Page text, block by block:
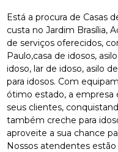
Está a procura de Casas
custa no Jardim Brasília,
de serviços oferecidos,
Paulo,casa de idosos,
idoso, lar de idoso, asilo
para idosos. Com
ótimo estado, a empresa
seus clientes,
também creche para
aproveite a sua chance
Nossos atendentes estão